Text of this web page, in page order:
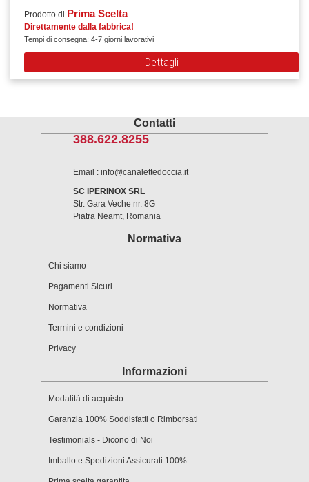
Prodotto di Prima Scelta
Direttamente dalla fabbrica!
Tempi di consegna: 4-7 giorni lavorativi
Dettagli
Contatti
388.622.8255
Email : info@canalettedoccia.it
SC IPERINOX SRL
Str. Gara Veche nr. 8G
Piatra Neamt, Romania
Normativa
Chi siamo
Pagamenti Sicuri
Normativa
Termini e condizioni
Privacy
Informazioni
Modalità di acquisto
Garanzia 100% Soddisfatti o Rimborsati
Testimonials - Dicono di Noi
Imballo e Spedizioni Assicurati 100%